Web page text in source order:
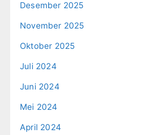
Desember 2025
November 2025
Oktober 2025
Juli 2024
Juni 2024
Mei 2024
April 2024